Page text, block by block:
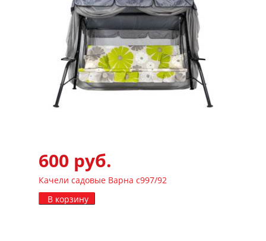
600 руб.
Качели садовые Варна с997/92
В корзину